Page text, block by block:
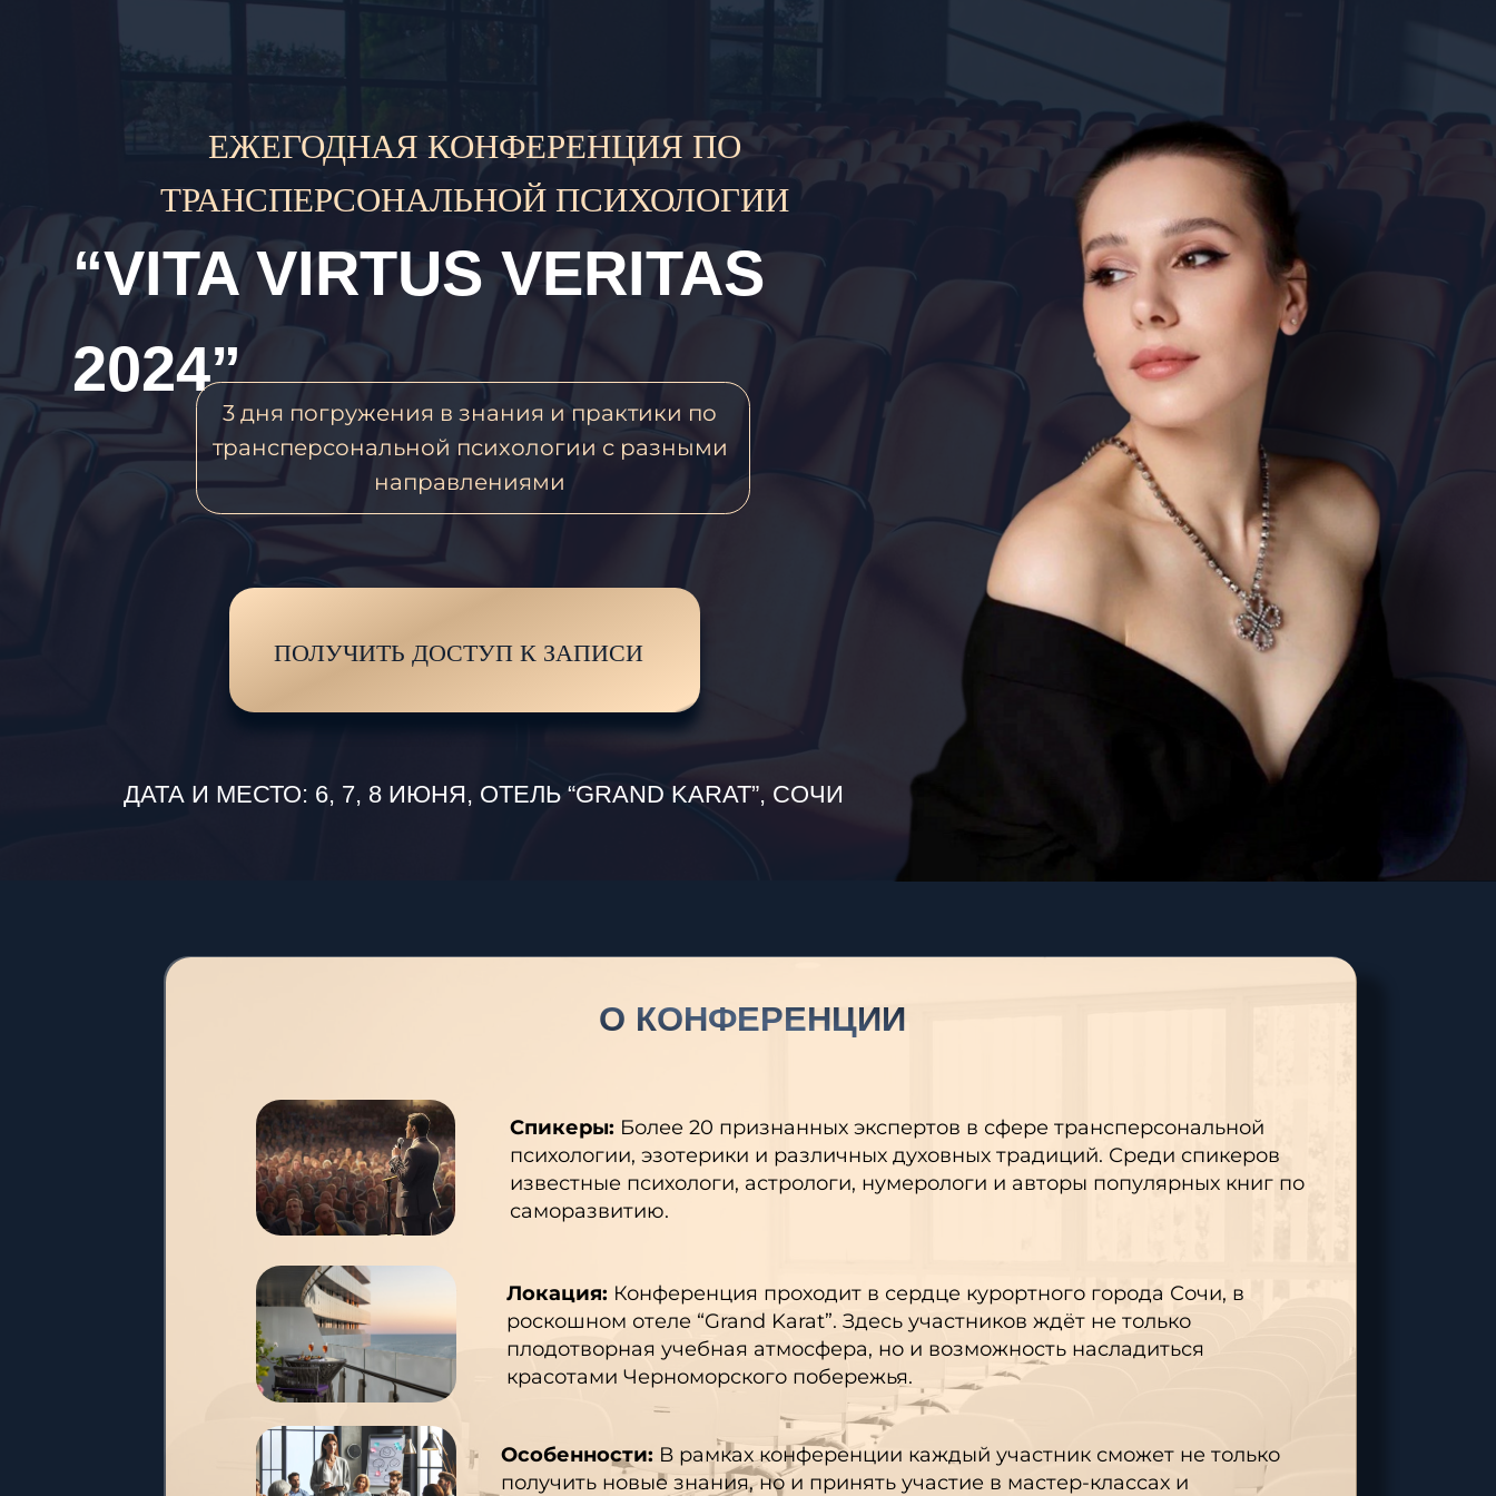
ЕЖЕГОДНАЯ КОНФЕРЕНЦИЯ ПО
ТРАНСПЕРСОНАЛЬНОЙ ПСИХОЛОГИИ
“VITA VIRTUS VERITAS
2024”
3 дня погружения в знания и практики по
трансперсональной психологии с разными
направлениями
ДАТА И МЕСТО: 6, 7, 8 ИЮНЯ, ОТЕЛЬ “GRAND KARAT”, СОЧИ
ПОЛУЧИТЬ ДОСТУП К ЗАПИСИ
Более 20 признанных экспертов в сфере трансперсональной
психологии, эзотерики и различных духовных традиций. Среди спикеров
Локация:Конференция проходит в сердце курортного города Сочи, в
роскошном отеле “Grand Karat”. Здесь участников ждёт не только
плодотворная учебная атмосфера, но и возможность насладиться
красотами Черноморского побережья.
Особенности:В рамках конференции каждый участник сможет не только
получить новые знания, но и принять участие в мастер-классах и
практических занятиях, направленных на глубокое понимание себя и
развитие личностных качеств